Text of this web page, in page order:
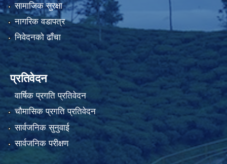
सामाजिक सुरक्षा
नागरिक वडापत्र
निवेदनको ढाँचा
प्रतिवेदन
वार्षिक प्रगति प्रतिवेदन
चौमासिक प्रगति प्रतिवेदन
सार्वजनिक सुनुवाई
सार्वजनिक परीक्षण